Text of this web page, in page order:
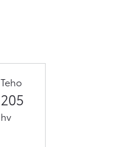
Teho
205
hv